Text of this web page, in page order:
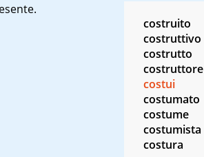
costruito
costruttivo
costrutto
costruttore
costui
costumato
costume
costumista
costura